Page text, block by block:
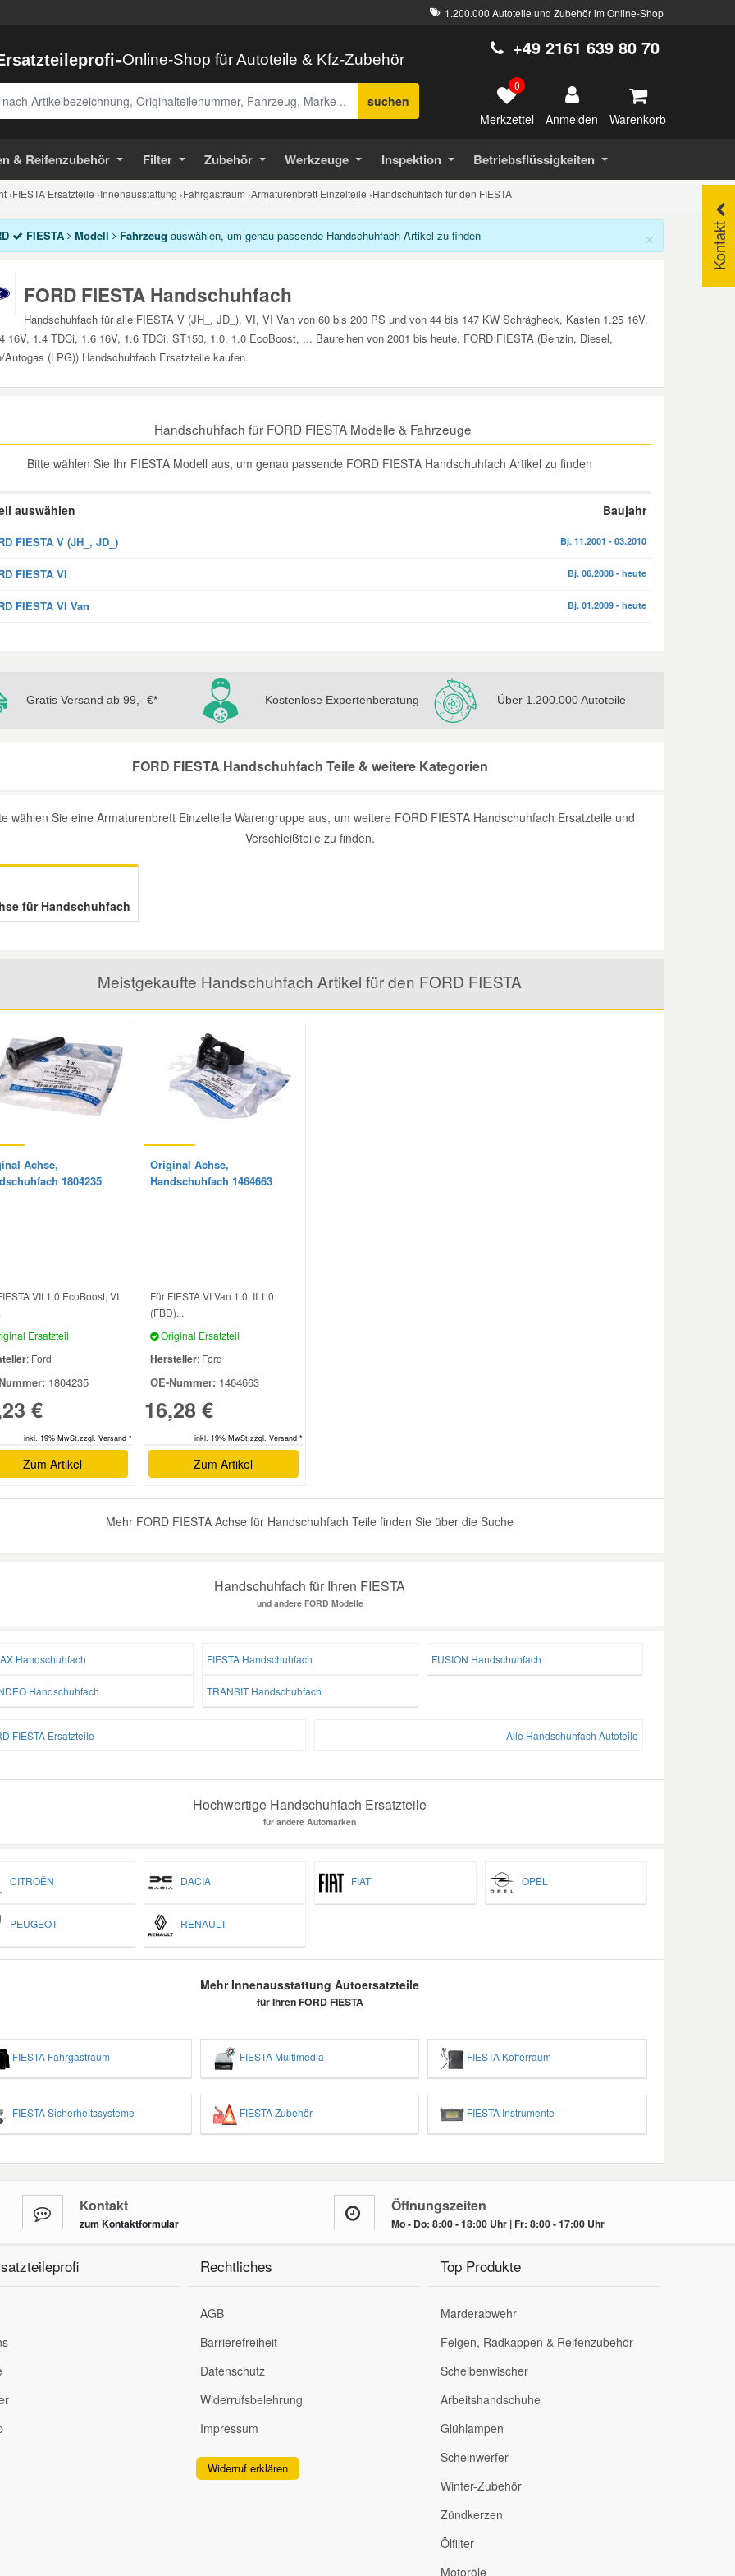
1.200.000 Autoteile und Zubehör im Online-Shop
-Online-Shop für Autoteile & Kfz-Zubehör
suchen
+49 2161 639 80 70
0
Merkzettel Anmelden Warenkorb
& Reifenzubehör Filter Zubehör Werkzeuge Inspektion Betriebsflüssigkeiten
›FIESTA Ersatzteile ›Innenausstattung ›Fahrgastraum ›Armaturenbrett Einzelteile ›Handschuhfach für den FIESTA
Kontakt
×
FIESTA Modell Fahrzeug auswählen, um genau passende Handschuhfach Artikel zu finden
FORD FIESTA Handschuhfach
Handschuhfach für alle FIESTA V (JH_, JD_), VI, VI Van von 60 bis 200 PS und von 44 bis 147 KW Schrägheck, Kasten 1.25 16V,
16V, 1.4 TDCi, 1.6 16V, 1.6 TDCi, ST150, 1.0, 1.0 EcoBoost, ... Baureihen von 2001 bis heute. FORD FIESTA (Benzin, Diesel,
Autogas (LPG)) Handschuhfach Ersatzteile kaufen.
Handschuhfach für FORD FIESTA Modelle & Fahrzeuge
Bitte wählen Sie Ihr FIESTA Modell aus, um genau passende FORD FIESTA Handschuhfach Artikel zu finden
auswählen Baujahr
FIESTA V (JH_, JD_) Bj. 11.2001 - 03.2010
FIESTA VI Bj. 06.2008 - heute
FIESTA VI Van Bj. 01.2009 - heute
Gratis Versand ab 99,- €* Kostenlose Expertenberatung Über 1.200.000 Autoteile
FORD FIESTA Handschuhfach Teile & weitere Kategorien
wählen Sie eine Armaturenbrett Einzelteile Warengruppe aus, um weitere FORD FIESTA Handschuhfach Ersatzteile und
Verschleißteile zu finden.
für Handschuhfach
Meistgekaufte Handschuhfach Artikel für den FORD FIESTA
Achse,
1804235
VII 1.0 EcoBoost, VI
Ersatzteil
: Ford
1804235
€
inkl. 19% MwSt.zzgl. Versand *
Zum Artikel
Original Achse,
Handschuhfach 1464663
Für FIESTA VI Van 1.0, II 1.0
(FBD)...
Original Ersatzteil
Hersteller: Ford
OE-Nummer: 1464663
16,28 €
inkl. 19% MwSt.zzgl. Versand *
Zum Artikel
Mehr FORD FIESTA Achse für Handschuhfach Teile finden Sie über die Suche
Handschuhfach für Ihren FIESTA
und andere FORD Modelle
Handschuhfach FIESTA Handschuhfach FUSION Handschuhfach
Handschuhfach TRANSIT Handschuhfach
FIESTA Ersatzteile Alle Handschuhfach Autoteile
Hochwertige Handschuhfach Ersatzteile
für andere Automarken
CITROËN DACIA FIAT OPEL
PEUGEOT RENAULT
Mehr Innenausstattung Autoersatzteile
für Ihren FORD FIESTA
FIESTA Fahrgastraum FIESTA Multimedia FIESTA Kofferraum
FIESTA Sicherheitssysteme FIESTA Zubehör FIESTA Instrumente
Kontakt
zum Kontaktformular
Öffnungszeiten
Mo - Do: 8:00 - 18:00 Uhr | Fr: 8:00 - 17:00 Uhr
Rechtliches
AGB
Barrierefreiheit
Datenschutz
Widerrufsbelehrung
Impressum
Widerruf erklären
Top Produkte
Marderabwehr
Felgen, Radkappen & Reifenzubehör
Scheibenwischer
Arbeitshandschuhe
Glühlampen
Scheinwerfer
Winter-Zubehör
Zündkerzen
Ölfilter
Motoröle